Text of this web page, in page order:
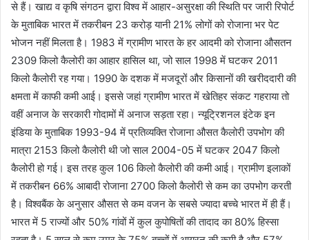
से हैं। खाद्य व कृषि संगठन द्वारा विश्व में आहार-असुरक्षा की स्थिति पर जारी रिपोर्ट
के मुताबिक भारत में तकरीबन 23 करोड़ यानी 21% लोगों को रोजाना भर पेट
भोजन नहीं मिलता है। 1983 में ग्रामीण भारत के हर आदमी को रोजाना औसतन
2309 किलो कैलोरी का आहार हासिल था, जो साल 1998 में घटकर 2011
किलो कैलोरी रह गया। 1990 के दशक में मजदूरों और किसानों की खरीददारी की
क्षमता में काफी कमी आई। इससे जहां ग्रामीण भारत में खेतिहर संकट गहराया तो
वहीं अनाज के सरकारी गोदामों में अनाज सड़ता रहा। न्यूट्रिशनल इंटेक इन
इंडिया के मुताबिक 1993-94 में प्रतिव्यक्ति रोजाना औसत कैलोरी उपभोग की
मात्रा 2153 किलो कैलोरी थी जो साल 2004-05 में घटकर 2047 किलो
कैलोरी हो गई। इस तरह कुल 106 किलो कैलोरी की कमी आई। ग्रामीण इलाकों
में तकरीबन 66% आबादी रोजाना 2700 किलो कैलोरी से कम का उपभोग करती
है। विश्वबैंक के अनुसार औसत से कम वजन के सबसे ज्यादा बच्चे भारत में ही हैं।
भारत में 5 राज्यों और 50% गांवों में कुल कुपोषितों की तादाद का 80% हिस्सा